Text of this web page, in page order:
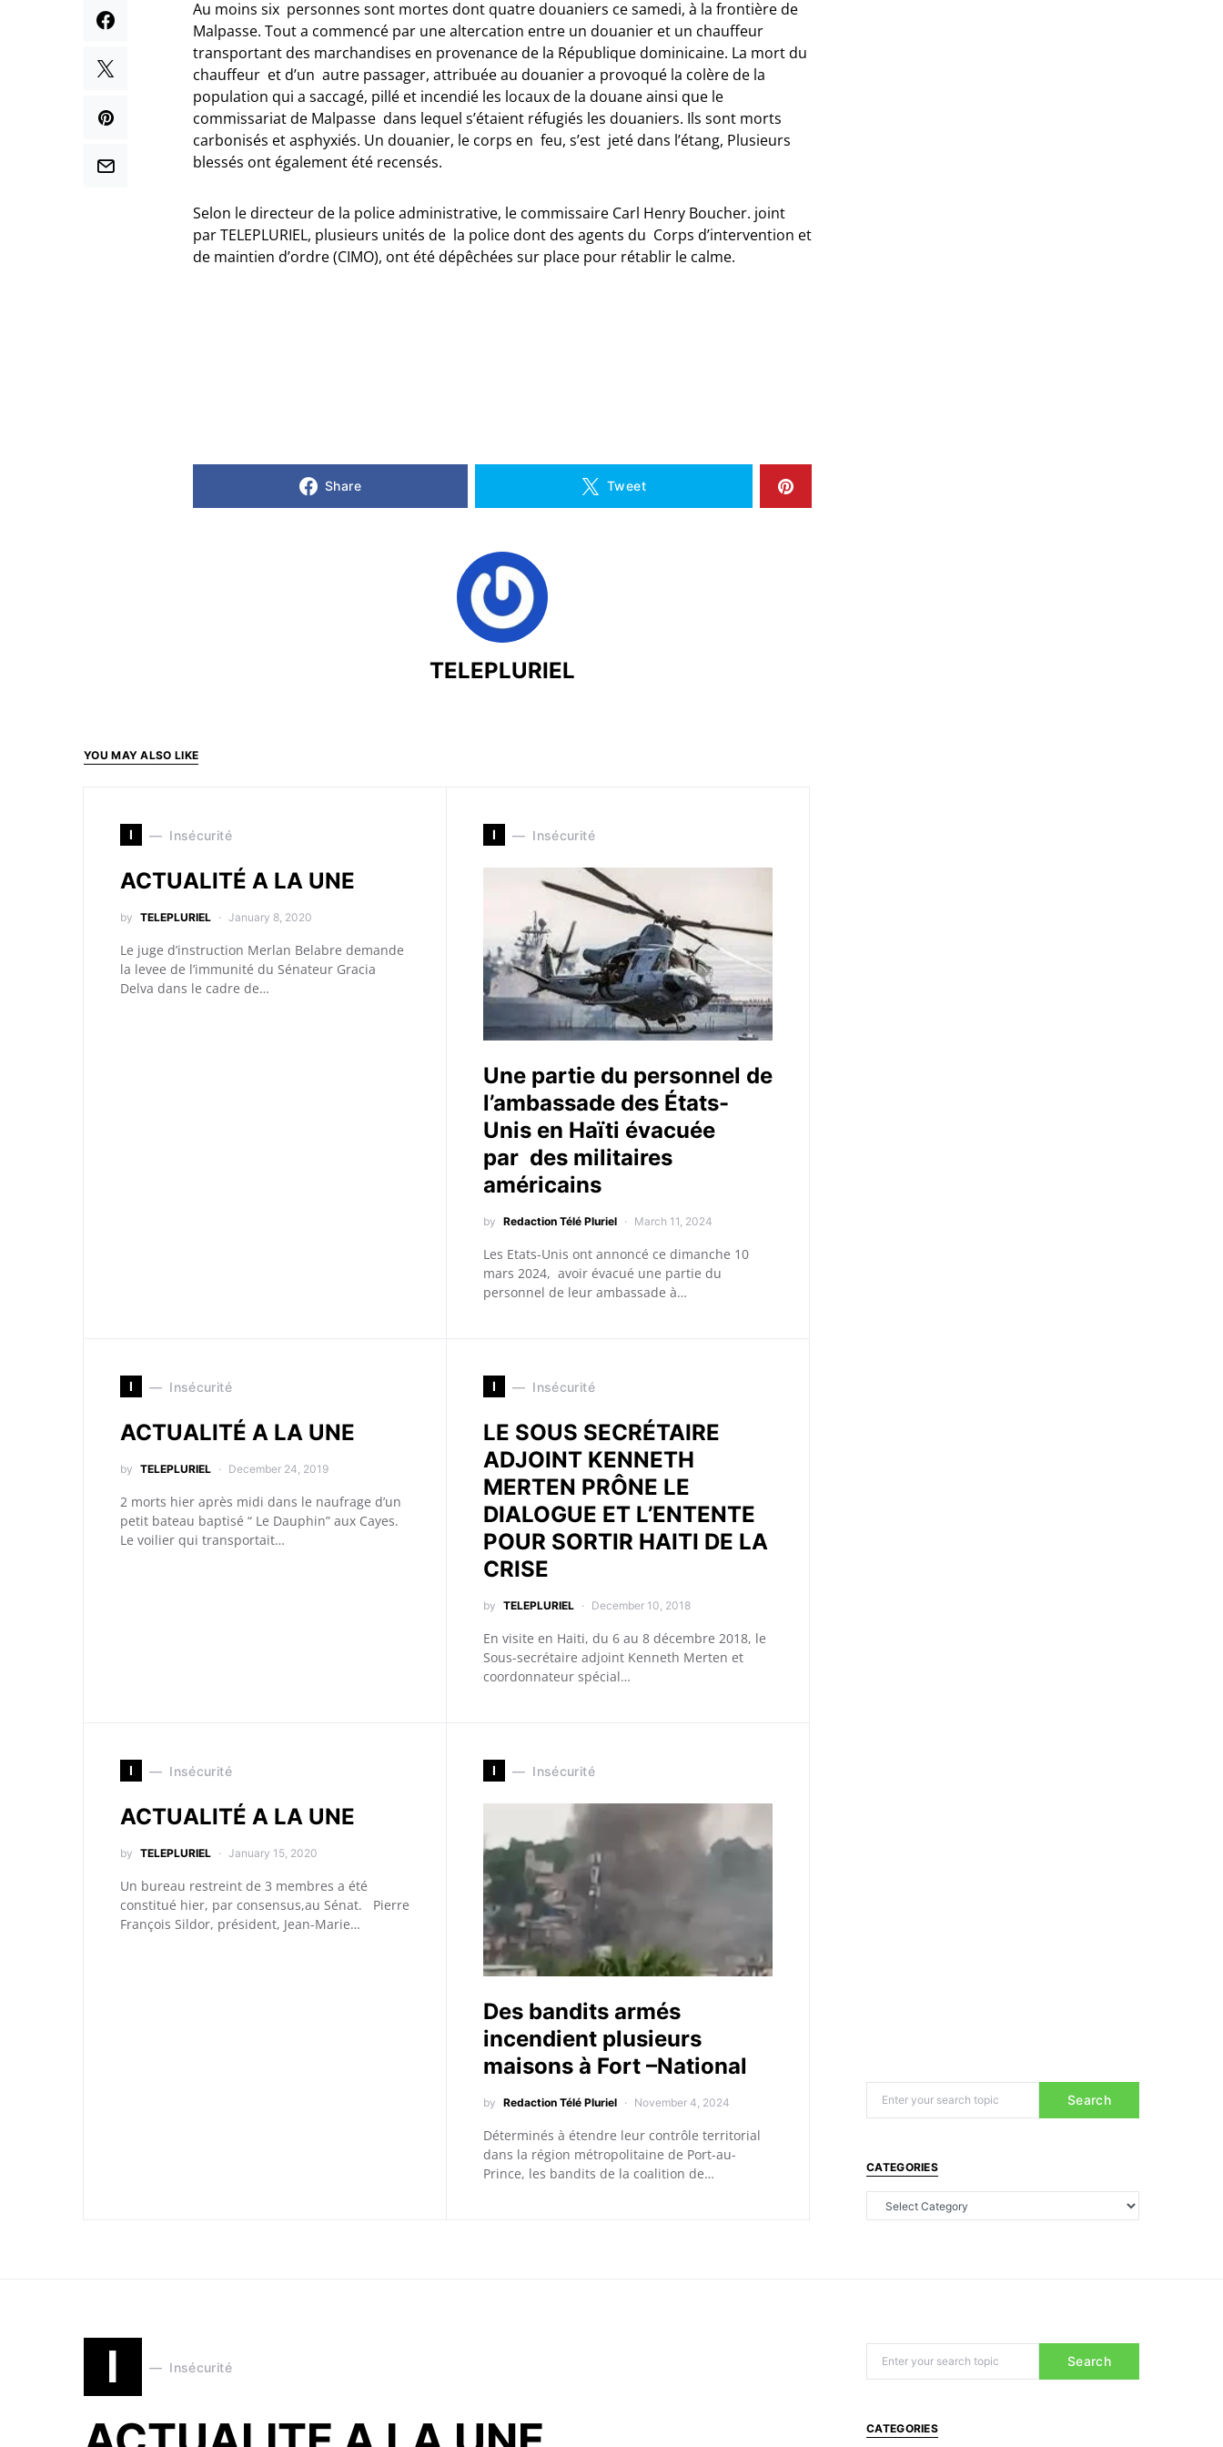
Au moins six personnes sont mortes dont quatre douaniers ce samedi, à la frontière de
Malpasse. Tout a commencé par une altercation entre un douanier et un chauffeur
transportant des marchandises en provenance de la République dominicaine. La mort du
chauffeur et d’un autre passager, attribuée au douanier a provoqué la colère de la
population qui a saccagé, pillé et incendié les locaux de la douane ainsi que le
commissariat de Malpasse dans lequel s’étaient réfugiés les douaniers. Ils sont morts
carbonisés et asphyxiés. Un douanier, le corps en feu, s’est jeté dans l’étang, Plusieurs
blessés ont également été recensés.
Selon le directeur de la police administrative, le commissaire Carl Henry Boucher. joint
par TELEPLURIEL, plusieurs unités de la police dont des agents du Corps d’intervention et
de maintien d’ordre (CIMO), ont été dépêchées sur place pour rétablir le calme.
Share Tweet
TELEPLURIEL
YOU MAY ALSO LIKE
I Insécurité
ACTUALITÉ A LA UNE
by TELEPLURIEL January 8, 2020
Le juge d’instruction Merlan Belabre demande
la levee de l’immunité du Sénateur Gracia
Delva dans le cadre de…
I Insécurité
Une partie du personnel de
l’ambassade des États-
Unis en Haïti évacuée
par des militaires
américains
by Redaction Télé Pluriel March 11, 2024
Les Etats-Unis ont annoncé ce dimanche 10
mars 2024, avoir évacué une partie du
personnel de leur ambassade à…
I Insécurité
ACTUALITÉ A LA UNE
by TELEPLURIEL December 24, 2019
2 morts hier après midi dans le naufrage d’un
petit bateau baptisé “ Le Dauphin” aux Cayes.
Le voilier qui transportait…
I Insécurité
LE SOUS SECRÉTAIRE
ADJOINT KENNETH
MERTEN PRÔNE LE
DIALOGUE ET L’ENTENTE
POUR SORTIR HAITI DE LA
CRISE
by TELEPLURIEL December 10, 2018
En visite en Haiti, du 6 au 8 décembre 2018, le
Sous-secrétaire adjoint Kenneth Merten et
coordonnateur spécial…
I Insécurité
ACTUALITÉ A LA UNE
by TELEPLURIEL January 15, 2020
Un bureau restreint de 3 membres a été
constitué hier, par consensus,au Sénat. Pierre
François Sildor, président, Jean-Marie…
I Insécurité
Des bandits armés
incendient plusieurs
maisons à Fort –National
by Redaction Télé Pluriel November 4, 2024
Déterminés à étendre leur contrôle territorial
dans la région métropolitaine de Port-au-
Prince, les bandits de la coalition de…
Search
CATEGORIES
I Insécurité Search
CATEGORIES